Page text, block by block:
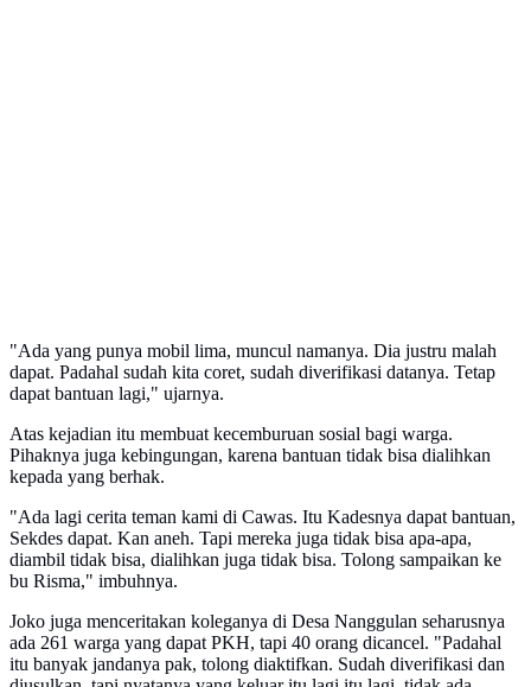
"Ada yang punya mobil lima, muncul namanya. Dia justru malah
dapat. Padahal sudah kita coret, sudah diverifikasi datanya. Tetap
dapat bantuan lagi," ujarnya.
Atas kejadian itu membuat kecemburuan sosial bagi warga.
Pihaknya juga kebingungan, karena bantuan tidak bisa dialihkan
kepada yang berhak.
"Ada lagi cerita teman kami di Cawas. Itu Kadesnya dapat bantuan,
Sekdes dapat. Kan aneh. Tapi mereka juga tidak bisa apa-apa,
diambil tidak bisa, dialihkan juga tidak bisa. Tolong sampaikan ke
bu Risma," imbuhnya.
Joko juga menceritakan koleganya di Desa Nanggulan seharusnya
ada 261 warga yang dapat PKH, tapi 40 orang dicancel. "Padahal
itu banyak jandanya pak, tolong diaktifkan. Sudah diverifikasi dan